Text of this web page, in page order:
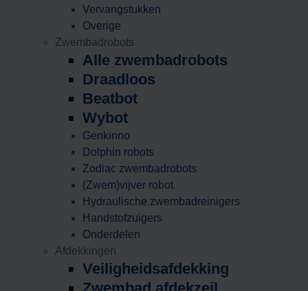
Vervangstukken
Overige
Zwembadrobots
Alle zwembadrobots
Draadloos
Beatbot
Wybot
Genkinno
Dolphin robots
Zodiac zwembadrobots
(Zwem)vijver robot
Hydraulische zwembadreinigers
Handstofzuigers
Onderdelen
Afdekkingen
Veiligheidsafdekking